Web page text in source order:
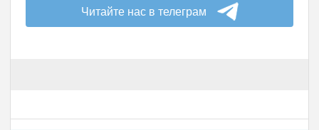
Читайте нас в телеграм